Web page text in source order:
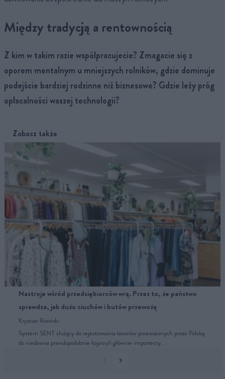
Między tradycją a rentownością
Z kim w takim razie współpracujecie? Zmagacie się z
oporem mentalnym u mniejszych rolników, gdzie dominuje
podejście bardziej rodzinne niż biznesowe? Gdzie leży próg
opłacalności waszej technologii?
Zobacz także
Nastroje wśród przedsiębiorców wrą. Przez to, że państwo
sprawdza, jak dużo ciuchów i butów przewożą
Krystian Rosiński
System SENT służący do rejestrowania towarów przewożonych przez Polskę
do niedawna prawdopodobnie kojarzyli głównie importerzy…